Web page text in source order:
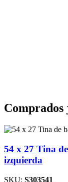
Comprados
54 x 27 Tina
izquierda
SKU: S303541